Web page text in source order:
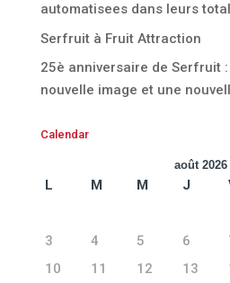
automatisees dans leurs
Serfruit à Fruit Attraction
25è anniversaire de Serfruit
nouvelle image et une
Calendar
août 2026
L M M J
3
4 5 6
10
11 12 13